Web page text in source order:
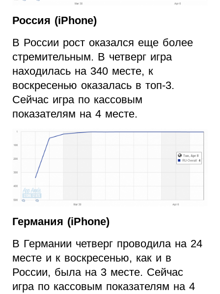
Россия (iPhone)
В России рост оказался еще более
стремительным. В четверг игра
находилась на 340 месте, к
воскресенью оказалась в топ-3.
Сейчас игра по кассовым
показателям на 4 месте.
Германия (iPhone)
В Германии четверг проводила на 24
месте и к воскресенью, как и в
России, была на 3 месте. Сейчас
игра по кассовым показателям на 4